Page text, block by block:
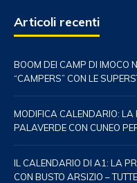
Articoli recenti
BOOM DEI CAMP DI IMOCO
“CAMPERS” CON LE
MODIFICA CALENDARIO: LA
PALAVERDE CON CUNEO
IL CALENDARIO DI A1: LA
CON BUSTO ARSIZIO –